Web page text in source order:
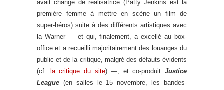
avait changé de réalisatrice (Patty Jenkins est la
première femme à mettre en scène un film de
super-héros) suite à des différents artistiques avec
la Warner — et qui, finalement, a excellé au box-
office et a recueilli majoritairement des louanges du
public et de la critique, malgré des défauts évidents
(cf.
la critique du site) —, et co-produit Justice
League (en salles le 15 novembre, les bandes-